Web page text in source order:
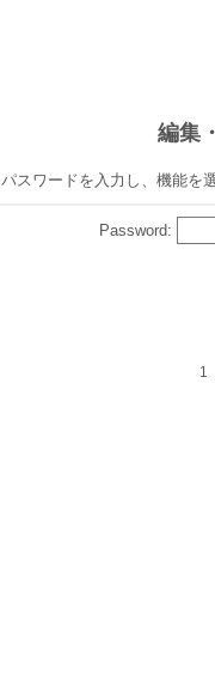
編集
パスワードを入力し、機能を
Password:
1